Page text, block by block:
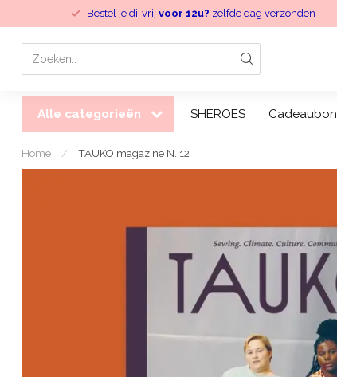
Bestel je di-vrij voor 12u? zelfde dag verzonden
Alle categorieën SHEROES Cadeaubon
Home / TAUKO magazine N. 12